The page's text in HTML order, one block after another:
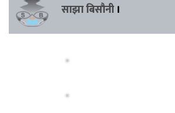
साझा बिसौनी ।